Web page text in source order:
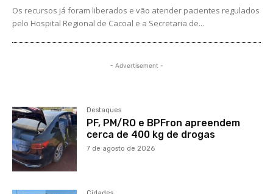
Os recursos já foram liberados e vão atender pacientes regulados
pelo Hospital Regional de Cacoal e a Secretaria de...
- Advertisement -
Destaques
PF, PM/RO e BPFron apreendem
cerca de 400 kg de drogas
7 de agosto de 2026